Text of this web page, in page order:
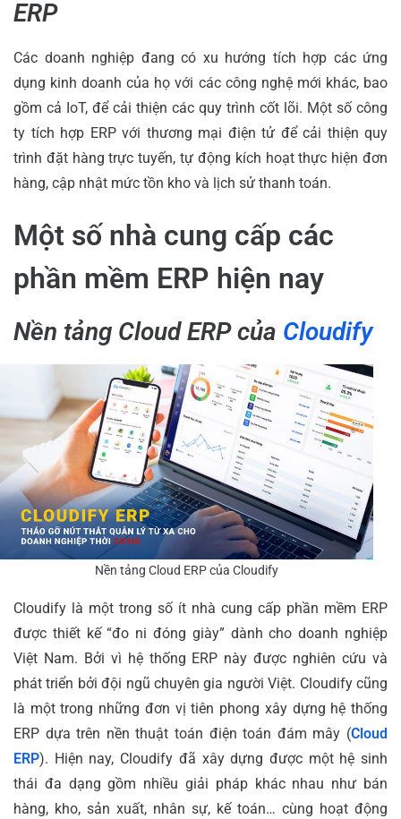
ERP
Các doanh nghiệp đang có xu hướng tích hợp các ứng
dụng kinh doanh của họ với các công nghệ mới khác, bao
gồm cả IoT, để cải thiện các quy trình cốt lõi. Một số công
ty tích hợp ERP với thương mại điện tử để cải thiện quy
trình đặt hàng trực tuyến, tự động kích hoạt thực hiện đơn
hàng, cập nhật mức tồn kho và lịch sử thanh toán.
Một số nhà cung cấp các
phần mềm ERP hiện nay
Nền tảng Cloud ERP của Cloudify
Nền tảng Cloud ERP của Cloudify
Cloudify là một trong số ít nhà cung cấp phần mềm ERP
được thiết kế “đo ni đóng giày” dành cho doanh nghiệp
Việt Nam. Bởi vì hệ thống ERP này được nghiên cứu và
phát triển bởi đội ngũ chuyên gia người Việt. Cloudify cũng
là một trong những đơn vị tiên phong xây dựng hệ thống
ERP dựa trên nền thuật toán điện toán đám mây (Cloud
ERP). Hiện nay, Cloudify đã xây dựng được một hệ sinh
thái đa dạng gồm nhiều giải pháp khác nhau như bán
hàng, kho, sản xuất, nhân sự, kế toán… cùng hoạt động